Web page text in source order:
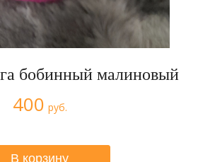
бобинный малиновый
400 руб.